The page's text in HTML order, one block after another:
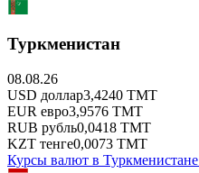
Туркменистан
08.08.26
USD доллар3,4240 TMT
EUR евро3,9576 TMT
RUB рубль0,0418 TMT
KZT тенге0,0073 TMT
Курсы валют в Туркменистане